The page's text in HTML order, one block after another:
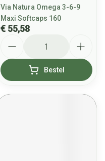
Via Natura Omega 3-6-9
Maxi Softcaps 160
€ 55,58
Bestel